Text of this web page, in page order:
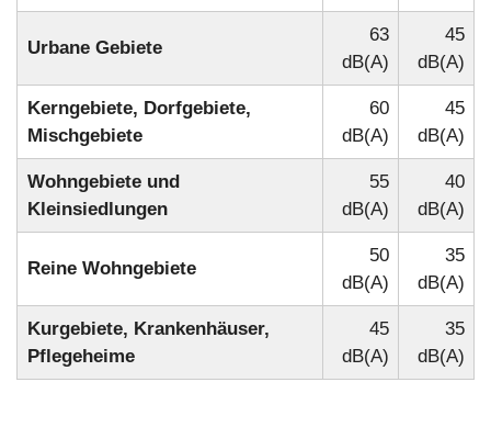
Urbane Gebiete
63
dB(A)
45
dB(A)
Kerngebiete, Dorfgebiete,
Mischgebiete
60
dB(A)
45
dB(A)
Wohngebiete und
Kleinsiedlungen
55
dB(A)
40
dB(A)
Reine Wohngebiete
50
dB(A)
35
dB(A)
Kurgebiete, Krankenhäuser,
Pflegeheime
45
dB(A)
35
dB(A)